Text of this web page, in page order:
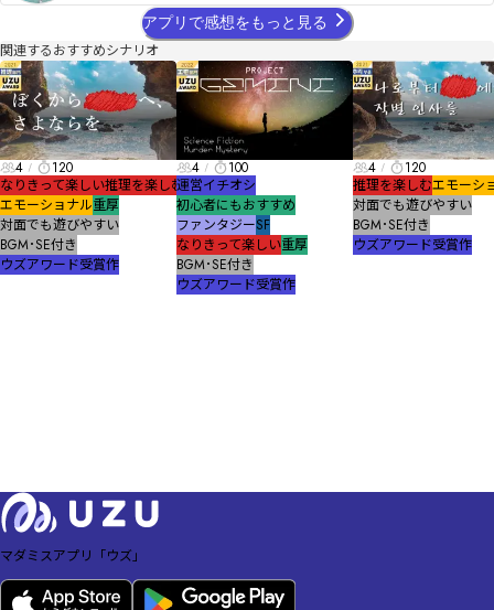
アプリで感想をもっと見る
関連するおすすめシナリオ
4
120
なりきって楽しい推理を楽しむ
エモーショナル重厚
対面でも遊びやすい
BGM･SE付き
ウズアワード受賞作
4
100
運営イチオシ
初心者にもおすすめ
ファンタジーSF
なりきって楽しい重厚
BGM･SE付き
ウズアワード受賞作
4
120
推理を楽しむエモーシ
対面でも遊びやすい
BGM･SE付き
ウズアワード受賞作
マダミスアプリ「ウズ」